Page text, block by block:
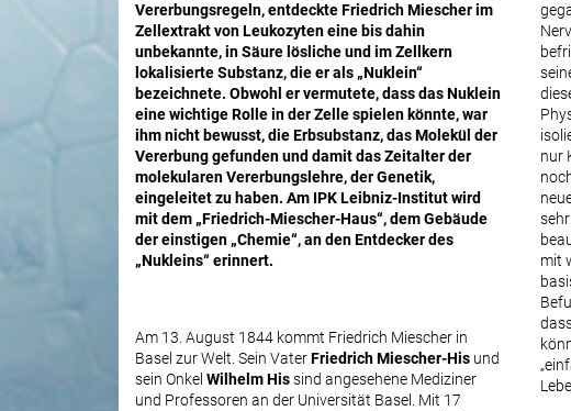
Vererbungsregeln, entdeckte Friedrich Miescher im
Zellextrakt von Leukozyten eine bis dahin
unbekannte, in Säure lösliche und im Zellkern
lokalisierte Substanz, die er als „Nuklein“
bezeichnete. Obwohl er vermutete, dass das Nuklein
eine wichtige Rolle in der Zelle spielen könnte, war
ihm nicht bewusst, die Erbsubstanz, das Molekül der
Vererbung gefunden und damit das Zeitalter der
molekularen Vererbungslehre, der Genetik,
eingeleitet zu haben. Am IPK Leibniz-Institut wird
mit dem „Friedrich-Miescher-Haus“, dem Gebäude
der einstigen „Chemie“, an den Entdecker des
„Nukleins“ erinnert.
Am 13. August 1844 kommt Friedrich Miescher in
Basel zur Welt. Sein VaterFriedrich Miescher-Hisund
sein Onkel Wilhelm Hissind angesehene Mediziner
und Professoren an der Universität Basel. Mit 17
nur
mit